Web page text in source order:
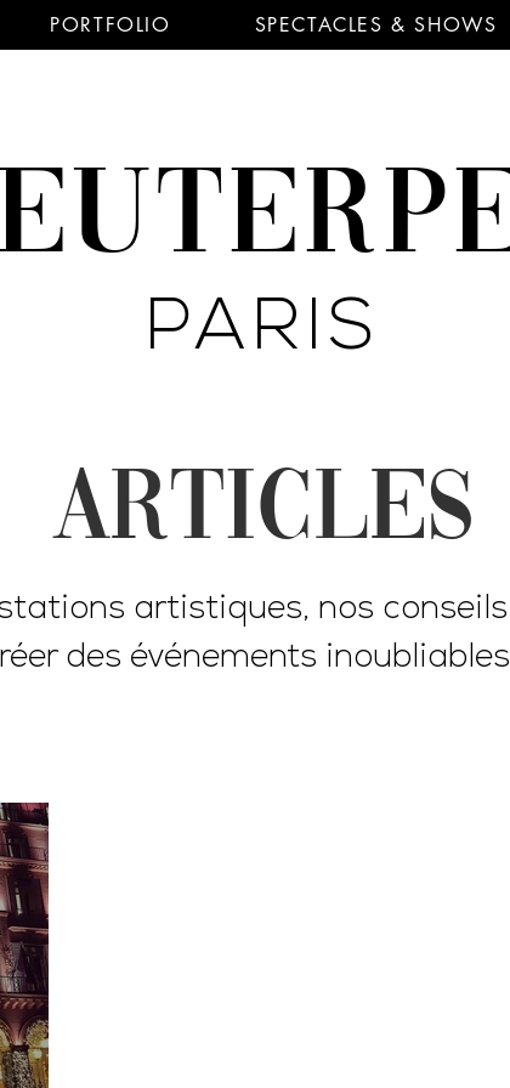
PORTFOLIO SPECTACLES & SHOWS
PARIS
ARTICLES
artistiques, nos conseils
des événements